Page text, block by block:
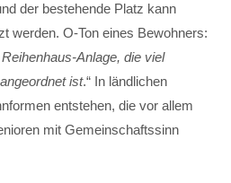
der bestehende Platz kann
werden. O-Ton eines Bewohners:
Anlage, die viel
ist.“ In ländlichen
entstehen, die vor allem
mit Gemeinschaftssinn